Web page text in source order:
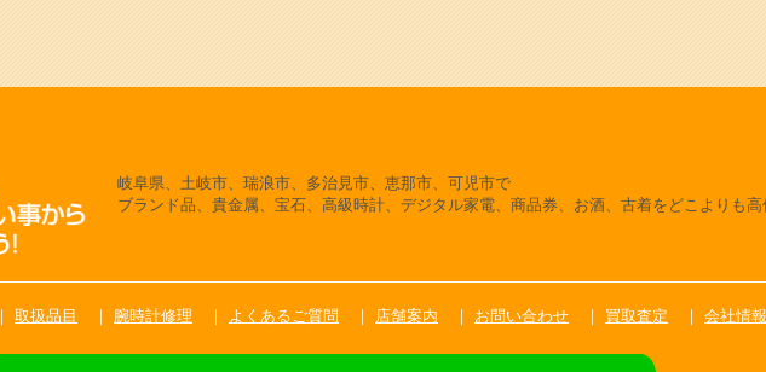
岐阜県、土岐市、瑞浪市、多治見市、恵那市、可児市で
ブランド品、貴金属、宝石、高級時計、デジタル家電、商品券、お酒、古着をどこよりも高
取扱品目 腕時計修理 よくあるご質問 店舗案内 お問い合わせ 買取査定 会社情報